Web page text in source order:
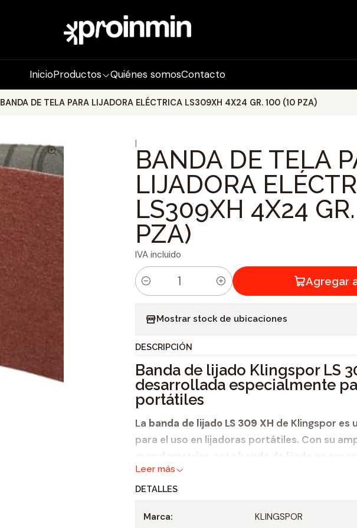
InicioProductos Quiénes somosContacto
BANDA DE TELA PARA LIJADORA ELÉCTRICA LS309XH 4X24 GR. 100 (10 PZA)
|
BANDA DE TELA
LIJADORA
LS309XH 4X24
PZA)
IVA incluido
C
i
d
a
d
Agregar
Mostrar stock de ubicaciones
DESCRIPCIÓN
Banda de lijado Klingspor LS
desarrollada especialmente
portátiles
La banda de lijado LS 309 XH de Klingspor es
para el uso en lijadoras portátiles. Con su
granulometrías, esta banda de lijado es
tareas de lijado. Permite mecanizar
particularmente
madera,
Leer más
DETALLES
Marca: KLINGSPOR